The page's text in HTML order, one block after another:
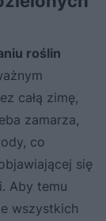
roślin
całą zimę,
zamarza,
co
się
Aby temu
wszystkich